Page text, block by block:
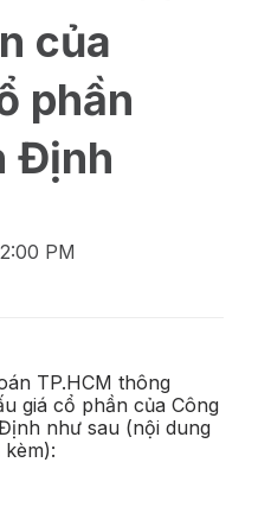
của
phần
Định
PM
TP.HCM thông
giá cổ phần của Công
như sau (nội dung